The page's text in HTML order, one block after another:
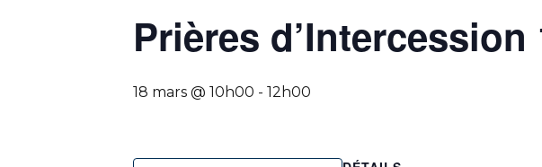
Prières d’Intercession
18 mars @ 10h00 - 12h00